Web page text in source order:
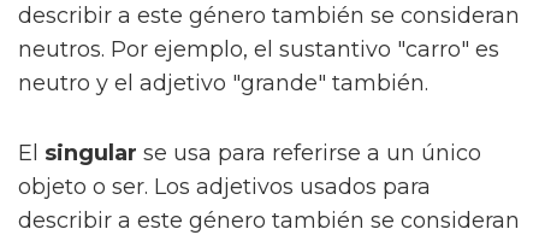
describir a este género también se consideran
neutros. Por ejemplo, el sustantivo "carro" es
neutro y el adjetivo "grande" también.
El singular se usa para referirse a un único
objeto o ser. Los adjetivos usados para
describir a este género también se consideran